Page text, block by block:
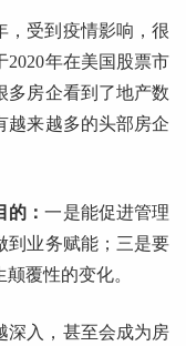
，受到疫情影响，很
2020年在美国股票市
多房企看到了地产数
越来越多的头部房企
的：一是能促进管理
到业务赋能；三是要
覆性的变化。
深入，甚至会成为房